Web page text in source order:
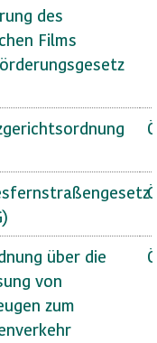
des
Films
über die
von
zum